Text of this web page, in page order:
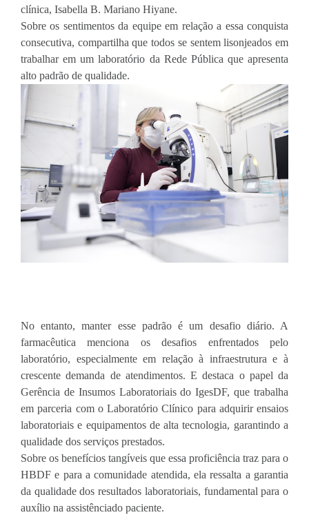
clínica, Isabella B. Mariano Hiyane.
Sobre os sentimentos da equipe em relação a essa conquista
consecutiva, compartilha que todos se sentem lisonjeados em
trabalhar em um laboratório da Rede Pública que apresenta
alto padrão de qualidade.
No entanto, manter esse padrão é um desafio diário. A
farmacêutica menciona os desafios enfrentados pelo
laboratório, especialmente em relação à infraestrutura e à
crescente demanda de atendimentos. E destaca o papel da
Gerência de Insumos Laboratoriais do IgesDF, que trabalha
em parceria com o Laboratório Clínico para adquirir ensaios
laboratoriais e equipamentos de alta tecnologia, garantindo a
qualidade dos serviços prestados.
Sobre os benefícios tangíveis que essa proficiência traz para o
HBDF e para a comunidade atendida, ela ressalta a garantia
da qualidade dos resultados laboratoriais, fundamental para o
auxílio na assistênciado paciente.